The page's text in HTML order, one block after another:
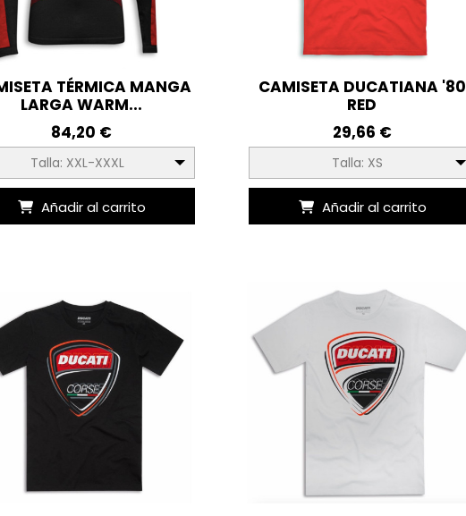
TÉRMICA MANGA
LARGA WARM...
84,20 €
Talla: XXL-XXXL
Añadir al carrito
CAMISETA DUCATIANA '80
RED
29,66 €
Talla: XS
Añadir al carrito